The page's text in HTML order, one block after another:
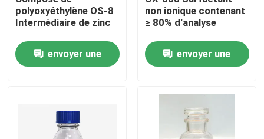
Accueil
Produits
polyoxyéthylène OS-8
Intermédiaire de zinc
envoyer une
non ionique contenant
≥ 80% d'analyse
envoyer une